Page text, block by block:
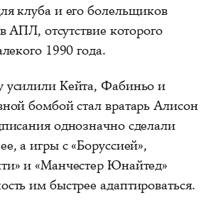
клуба и его болельщиков
АПЛ, отсутствие которого
1990 года.
усилили Кейта, Фабиньо и
бомбой стал вратарь Алисон
однозначно сделали
а игры с «Боруссией»,
и «Манчестер Юнайтед»
им быстрее адаптироваться.